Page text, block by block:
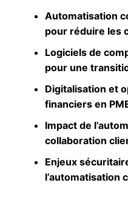
Automatisation
pour réduire les
Logiciels de
pour une
Digitalisation et
financiers en
Impact de
collaboration
Enjeux
l’automatisation